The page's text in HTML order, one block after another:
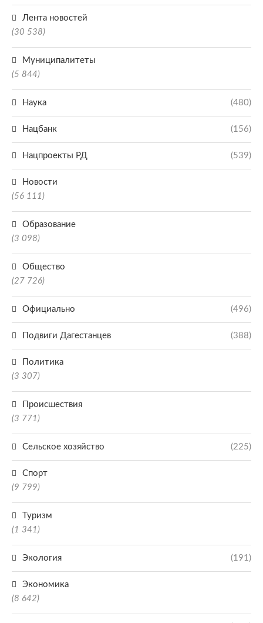
Лента новостей
(30 538)
Муниципалитеты
(5 844)
Наука (480)
Нацбанк (156)
Нацпроекты РД (539)
Новости
(56 111)
Образование
(3 098)
Общество
(27 726)
Официально (496)
Подвиги Дагестанцев (388)
Политика
(3 307)
Происшествия
(3 771)
Сельское хозяйство (225)
Спорт
(9 799)
Туризм
(1 341)
Экология (191)
Экономика
(8 642)